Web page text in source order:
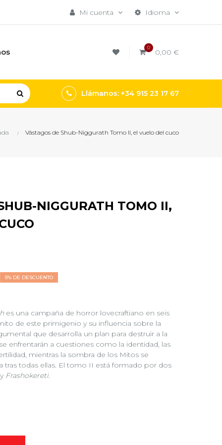
Idioma
Mi cuenta
0 0,00 €
Llámanos: +34 915 23 17 67
Vástagos de Shub-Niggurath Tomo II, el vuelo del cuco
NIGGURATH TOMO II,
5% DE DESCUENTO
es una campaña de horror lovecraftiano en seis
de este primigenio y su influencia sobre la
que desarrolla un plan para destruir a la
enfrentarán a cuestiones como la identidad, las
mientras la sombra de los Mitos se
tras todas ellas. El tomo II está formado por dos
y Frashokereti.